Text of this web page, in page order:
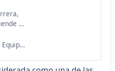
a
y
de
Equipo de Salud Examedi